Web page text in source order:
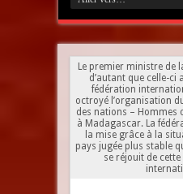
Le premier ministre de
d’autant que celle-ci
fédération
octroyé l’organisation
des nations – Hommes
à Madagascar. La
la mise grâce à la
pays jugée plus stable
se réjouit de